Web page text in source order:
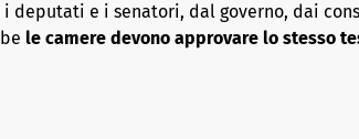
deputati e i senatori, dal governo, dai
le camere devono approvare lo stesso